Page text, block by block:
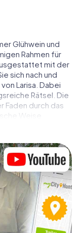
Glühwein und
Rahmen für
mit der
sich nach und
Larisa. Dabei
Rätsel. Die
Faden durch das
Weise
um das
Schatzsuchern
als
Freunden oder
Sie sich
durch